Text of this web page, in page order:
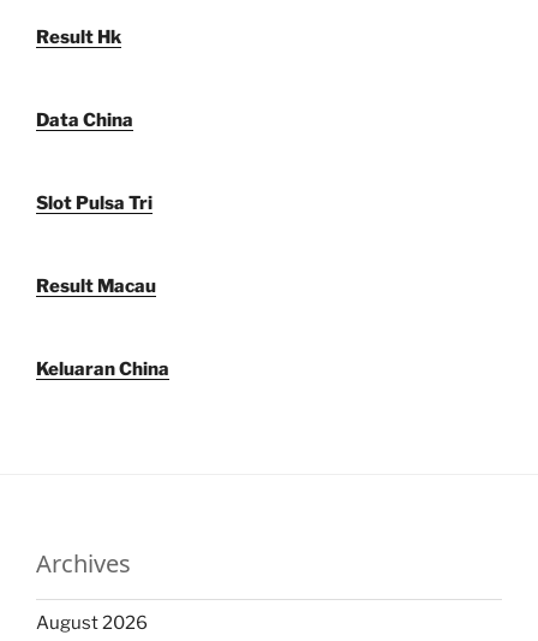
Result Hk
Data China
Slot Pulsa Tri
Result Macau
Keluaran China
Archives
August 2026